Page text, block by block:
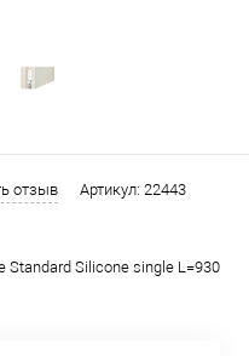
отзыв Артикул: 22443
Standard Silicone single L=930